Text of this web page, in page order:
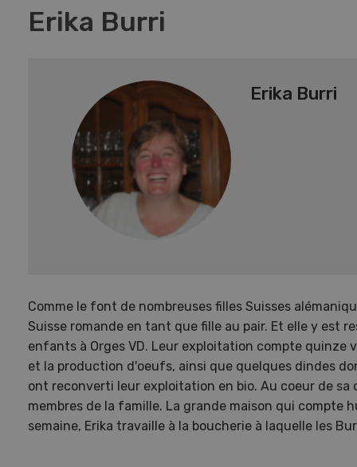
Erika Burri
Erika Burri
Comme le font de nombreuses filles Suisses
Suisse romande en tant que fille au pair. Et elle y est
enfants à Orges VD. Leur exploitation compte quinze
et la production d'oeufs, ainsi que quelques dindes
ont reconverti leur exploitation en bio. Au coeur de
membres de la famille. La grande maison qui compte
semaine, Erika travaille à la boucherie à laquelle les